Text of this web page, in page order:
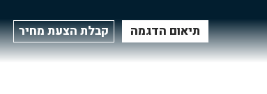
תיאום הדגמה קבלת הצעת מחיר